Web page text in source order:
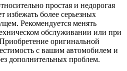
простая и недорогая
избежать более серьезных
Рекомендуется менять
обслуживании или при
оригинальной
с вашим автомобилем и
дополнительных проблем.